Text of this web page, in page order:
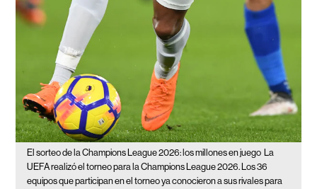
El sorteo de la Champions League 2026: los millones en juego La
UEFA realizó el torneo para la Champions League 2026. Los 36
equipos que participan en el torneo ya conocieron a sus rivales para